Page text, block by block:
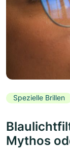
Spezielle Brillen
Mythos